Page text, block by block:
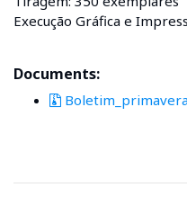
Execução Gráfica e
Documents: